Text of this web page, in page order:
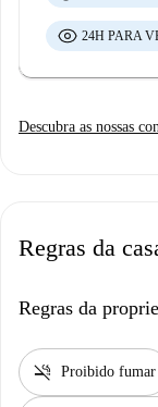
24H PARA
Descubra as nossas
Regras da
Regras da
smoke_free Proibido fumar